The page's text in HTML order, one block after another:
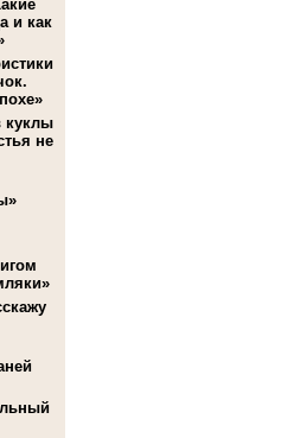
и как
куклы
не